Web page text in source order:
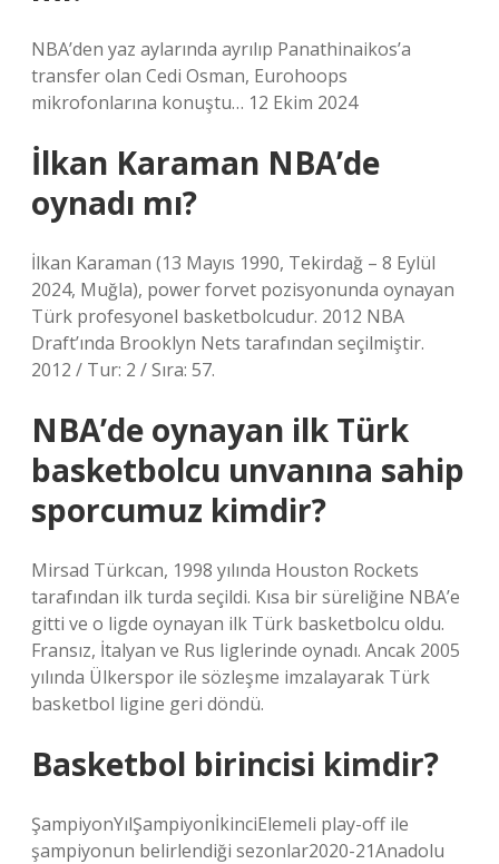
NBA’den yaz aylarında ayrılıp Panathinaikos’a
transfer olan Cedi Osman, Eurohoops
mikrofonlarına konuştu… 12 Ekim 2024
İlkan Karaman NBA’de
oynadı mı?
İlkan Karaman (13 Mayıs 1990, Tekirdağ – 8 Eylül
2024, Muğla), power forvet pozisyonunda oynayan
Türk profesyonel basketbolcudur. 2012 NBA
Draft’ında Brooklyn Nets tarafından seçilmiştir.
2012 / Tur: 2 / Sıra: 57.
NBA’de oynayan ilk Türk
basketbolcu unvanına sahip
sporcumuz kimdir?
Mirsad Türkcan, 1998 yılında Houston Rockets
tarafından ilk turda seçildi. Kısa bir süreliğine NBA’e
gitti ve o ligde oynayan ilk Türk basketbolcu oldu.
Fransız, İtalyan ve Rus liglerinde oynadı. Ancak 2005
yılında Ülkerspor ile sözleşme imzalayarak Türk
basketbol ligine geri döndü.
Basketbol birincisi kimdir?
ŞampiyonYılŞampiyonİkinciElemeli play-off ile
şampiyonun belirlendiği sezonlar2020-21Anadolu